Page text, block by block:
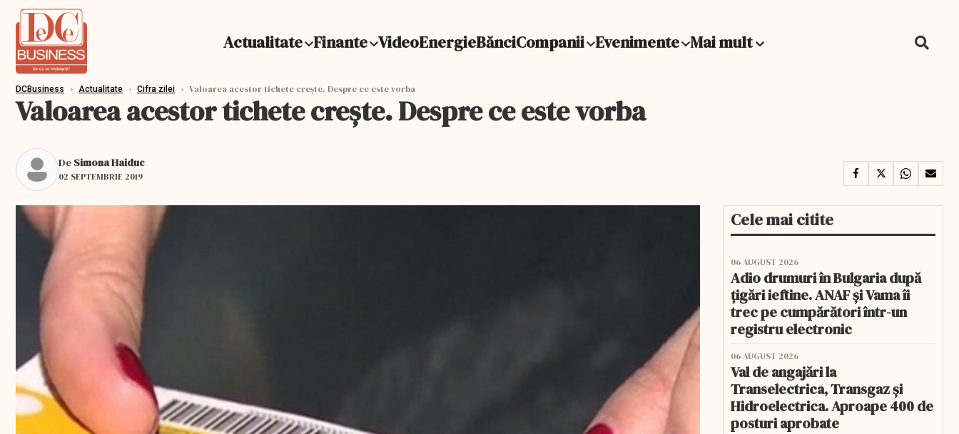
Actualitate Finante VideoEnergieBănciCompanii Evenimente Mai mult
DCBusiness › Actualitate › Cifra zilei › Valoarea acestor tichete crește. Despre ce este vorba
Valoarea acestor tichete crește. Despre ce este vorba
De Simona Haiduc
02 SEPTEMBRIE 2019
Cele mai citite
06 AUGUST 2026
Adio drumuri în Bulgaria după
țigări ieftine. ANAF și Vama îi
trec pe cumpărători într-un
registru electronic
06 AUGUST 2026
Val de angajări la
Transelectrica, Transgaz și
Hidroelectrica. Aproape 400 de
posturi aprobate